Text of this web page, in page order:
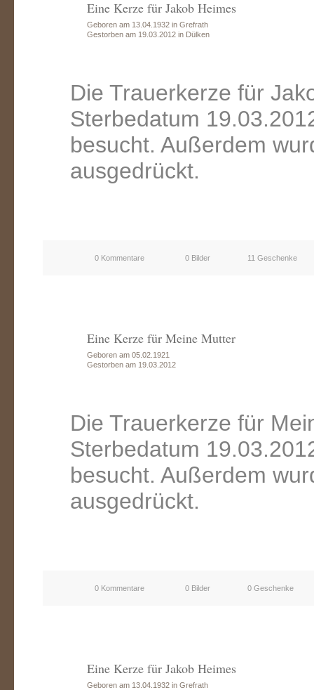
Eine Kerze für Jakob Heimes
Geboren am 13.04.1932 in Grefrath
Gestorben am 19.03.2012 in Dülken
Die Trauerkerze für
Sterbedatum
besucht. Außerdem
ausgedrückt.
0 Kommentare 0 Bilder 11 Geschenke
Eine Kerze für Meine Mutter
Geboren am 05.02.1921
Gestorben am 19.03.2012
Die Trauerkerze für
Sterbedatum
besucht. Außerdem
ausgedrückt.
0 Kommentare 0 Bilder 0 Geschenke
Eine Kerze für Jakob Heimes
Geboren am 13.04.1932 in Grefrath